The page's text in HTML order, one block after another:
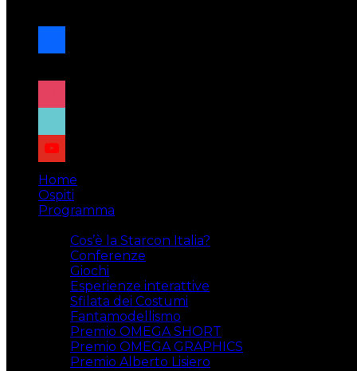
facebook
x
instagram
tiktok
youtube
Home
Ospiti
Programma
Cos’è la Starcon Italia?
Conferenze
Giochi
Esperienze interattive
Sfilata dei Costumi
Fantamodellismo
Premio OMEGA SHORT
Premio OMEGA GRAPHICS
Premio Alberto Lisiero